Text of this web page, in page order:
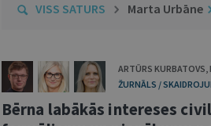
VISS SATURS Marta Urbāne
ARTŪRS KURBATOVS,
ŽURNĀLS /
Bērna labākās intereses